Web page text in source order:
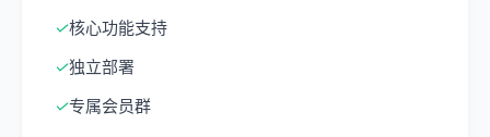
✓核心功能支持
✓独立部署
✓专属会员群